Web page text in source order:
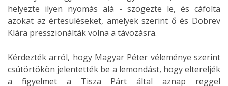
helyezte ilyen nyomás alá - szögezte le, és cáfolta
azokat az értesüléseket, amelyek szerint ő és Dobrev
Klára presszionálták volna a távozásra.
Kérdezték arról, hogy Magyar Péter véleménye szerint
csütörtökön jelentették be a lemondást, hogy eltereljék
a figyelmet a Tisza Párt által aznap reggel